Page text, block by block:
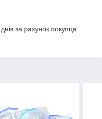
за рахунок покупця